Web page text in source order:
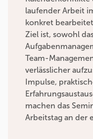
laufender Arbeit
konkret
Ziel ist, sowohl
Team-
verlässlicher
Impulse,
machen das
Arbeitstag an der